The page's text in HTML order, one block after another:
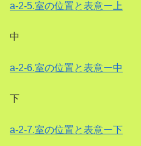
a-2-5.室の位置と表意ー上
中
a-2-6.室の位置と表意ー中
下
a-2-7.室の位置と表意ー下